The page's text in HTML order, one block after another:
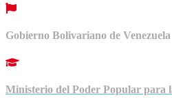
Gobierno Bolivariano de Venezuela
Ministerio del Poder Popular para